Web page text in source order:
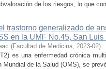
de los riesgos, lo que
trastorno generalizado de
en la UMF No.45, San Luis
(Facultad de Medicina, 2023-02)
es una enfermedad crónica
Mundial de la Salud (OMS), se